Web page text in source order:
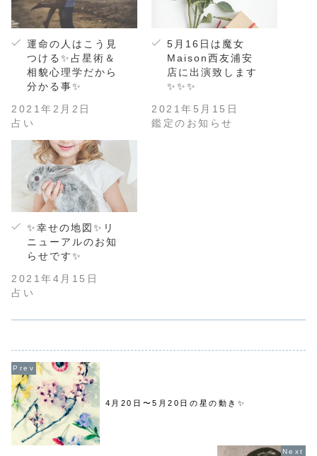
運命の人はこう見
つける✨占星術＆
相貌心理学だから
分かる事✨
2021年2月2日
占い
5月16日は魔女
Maison西友浦安
店に出演致します
✨✨✨
2021年5月15日
鑑定のお知らせ
✨幸せの地図✨リ
ニューアルのお知
らせです✨
2021年4月15日
占い
4月20日〜5月20日の星の動き✨